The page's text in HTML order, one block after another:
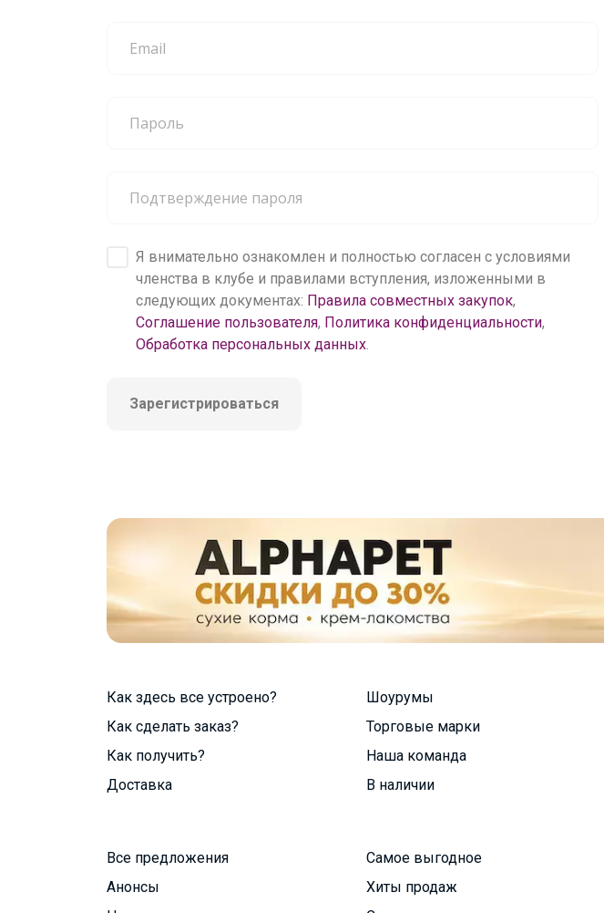
Я внимательно ознакомлен и полностью согласен с условиями
членства в клубе и правилами вступления, изложенными в
следующих документах: Правила совместных закупок,
Соглашение пользователя, Политика конфиденциальности,
Обработка персональных данных.
Зарегистрироваться
пользователей
Как здесь все устроено?
Как сделать заказ?
Как получить?
Доставка
Шоурумы
Торговые марки
Наша команда
В наличии
Все предложения
Анонсы
Самое выгодное
Хиты продаж